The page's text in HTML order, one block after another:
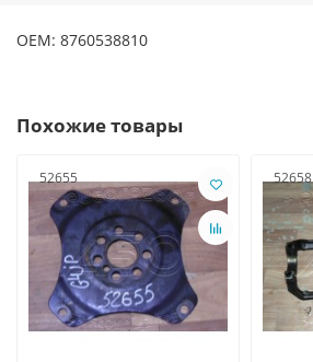
OEM: 8760538810
Похожие товары
52655 52658